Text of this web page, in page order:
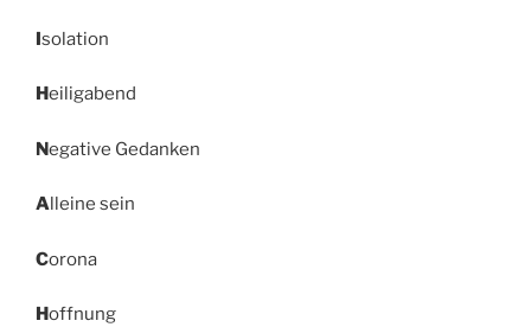
Isolation
Heiligabend
Negative Gedanken
Alleine sein
Corona
Hoffnung